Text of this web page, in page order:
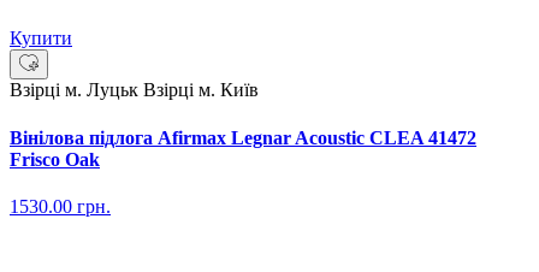
Купити
Взірці м. Луцьк Взірці м. Київ
Вінілова підлога Afirmax Legnar Acoustic CLEA 41472
Frisco Oak
1530.00 грн.